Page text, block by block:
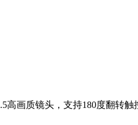
高画质镜头，支持180度翻转